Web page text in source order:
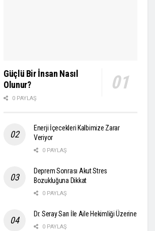
Güçlü Bir İnsan Nasıl
Olunur?
0 PAYLAŞ
Enerji İçecekleri Kalbimize Zarar
Veriyor
0 PAYLAŞ
Deprem Sonrası Akut Stres
Bozukluğuna Dikkat
0 PAYLAŞ
Dr. Seray Sarı İle Aile Hekimliği Üzerine
0 PAYLAŞ